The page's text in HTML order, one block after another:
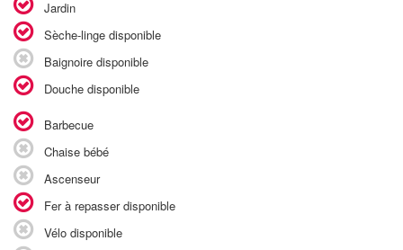
Jardin
Sèche-linge disponible
Baignoire disponible
Douche disponible
Barbecue
Chaise bébé
Ascenseur
Fer à repasser disponible
Vélo disponible